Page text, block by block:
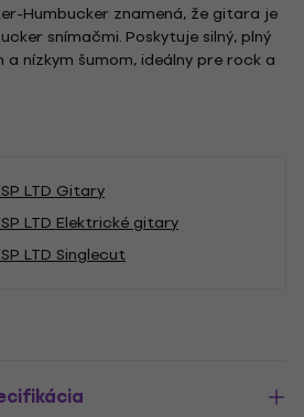
Humbucker znamená, že gitara je
snímačmi. Poskytuje silný, plný
a nízkym šumom, ideálny pre rock a
LTD Gitary
LTD Elektrické gitary
LTD Singlecut